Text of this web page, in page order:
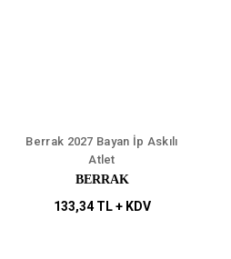
Berrak 2027 Bayan İp Askılı
Atlet
BERRAK
133,34 TL + KDV